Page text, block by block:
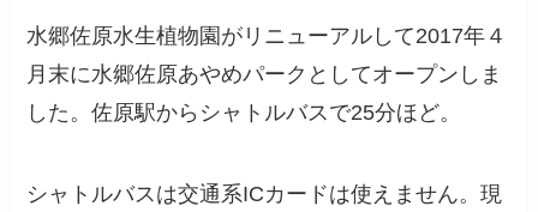
水郷佐原水生植物園がリニューアルして2017年４
月末に水郷佐原あやめパークとしてオープンしま
した。佐原駅からシャトルバスで25分ほど。
シャトルバスは交通系ICカードは使えません。現